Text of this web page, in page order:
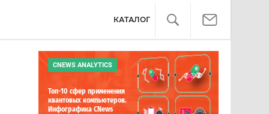
КАТАЛОГ
CNEWS ANALYTICS
Топ-10 сфер применения
квантовых компьютеров.
Инфографика CNews